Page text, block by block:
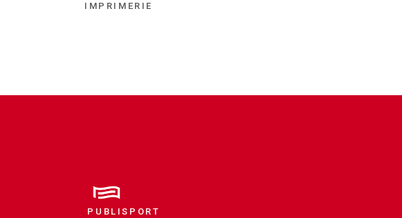
IMPRIMERIE
PUBLISPORT